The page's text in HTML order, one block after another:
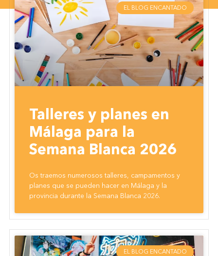
EL BLOG ENCANTADO
Talleres y planes en
Málaga para la
Semana Blanca 2026
Os traemos numerosos talleres, campamentos y
planes que se pueden hacer en Málaga y la
provincia durante la Semana Blanca 2026.
EL BLOG ENCANTADO